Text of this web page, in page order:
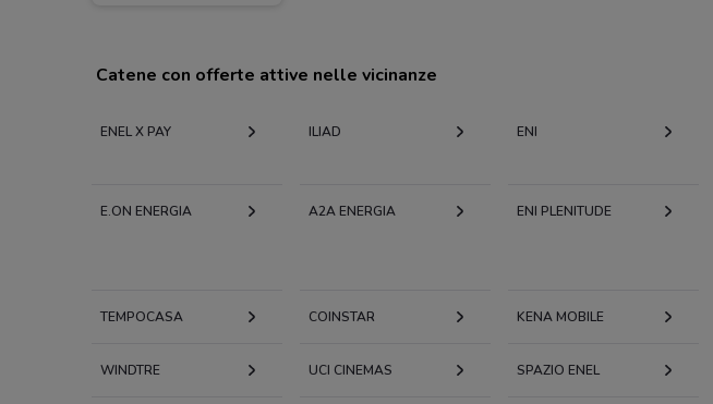
Catene con offerte attive nelle vicinanze
ENEL X PAY ILIAD ENI
E.ON ENERGIA A2A ENERGIA ENI PLENITUDE
TEMPOCASA COINSTAR KENA MOBILE
WINDTRE UCI CINEMAS SPAZIO ENEL